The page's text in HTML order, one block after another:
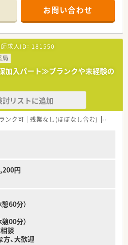
ます。
す。
師も活躍しており、未経験の方も歓迎で
調剤薬局があり江戸時代から続いてい
す。
舗以上展開しております。
でお休みも取得しやすい環境です。
多数あり女性の方も長く働きやすい環境
籍しており、各店舗OTCにも力を入れて
の幅広いレベルアップが望めます。
齢は若めです。
用しており健康相談の開催や、患者さんの
専門的な知識を深めることができます。
する体制があり、相場よりも昇給幅が大き
長(管理薬剤師)が評価したものを部長が
部にて評価し昇給が決まります。
会など参加するものに関して報告書を提
大きく影響します。※必要な旅費などの
目標等はなく自主性で取り組んでいただ
お問い合わせ
求人ID： 181550
局
保加入パート≫ブランクや未経験の
討リストに追加
ンク可 残業なし(ほぼなし含む) 車通勤
円
60分）
00分）
談
、大歓迎